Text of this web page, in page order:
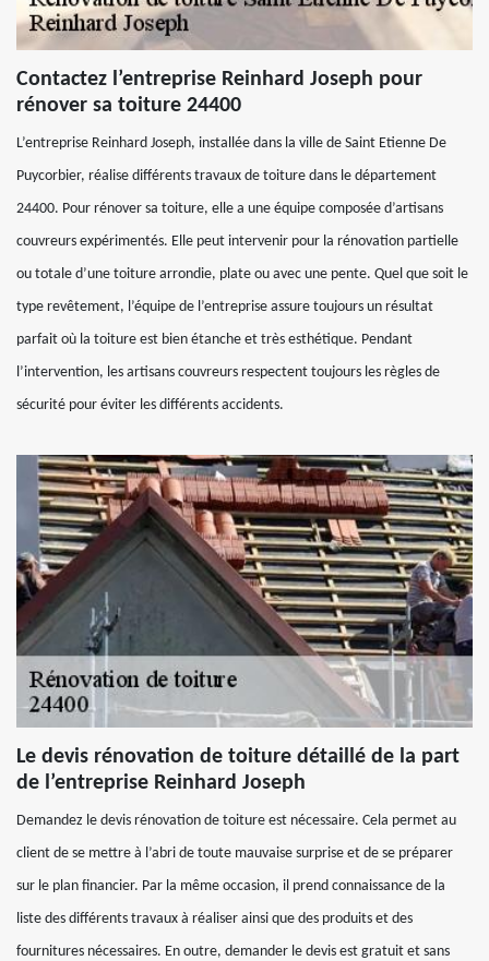
Contactez l’entreprise Reinhard Joseph pour
rénover sa toiture 24400
L’entreprise Reinhard Joseph, installée dans la ville de Saint Etienne De
Puycorbier, réalise différents travaux de toiture dans le département
24400. Pour rénover sa toiture, elle a une équipe composée d’artisans
couvreurs expérimentés. Elle peut intervenir pour la rénovation partielle
ou totale d’une toiture arrondie, plate ou avec une pente. Quel que soit le
type revêtement, l’équipe de l’entreprise assure toujours un résultat
parfait où la toiture est bien étanche et très esthétique. Pendant
l’intervention, les artisans couvreurs respectent toujours les règles de
sécurité pour éviter les différents accidents.
Le devis rénovation de toiture détaillé de la part
de l’entreprise Reinhard Joseph
Demandez le devis rénovation de toiture est nécessaire. Cela permet au
client de se mettre à l’abri de toute mauvaise surprise et de se préparer
sur le plan financier. Par la même occasion, il prend connaissance de la
liste des différents travaux à réaliser ainsi que des produits et des
fournitures nécessaires. En outre, demander le devis est gratuit et sans